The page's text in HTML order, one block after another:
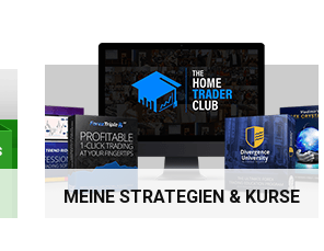
MEINE STRATEGIEN & KURSE